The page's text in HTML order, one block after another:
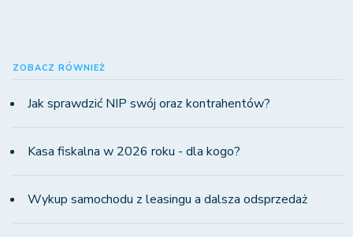
ZOBACZ RÓWNIEŻ
Jak sprawdzić NIP swój oraz kontrahentów?
Kasa fiskalna w 2026 roku - dla kogo?
Wykup samochodu z leasingu a dalsza odsprzedaż